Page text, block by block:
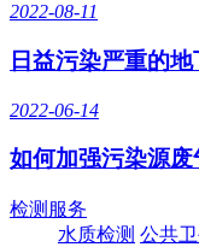
2022-08-11
日益污染严重的
2022-06-14
如何加强污染源
检测服务
水质检测 公共